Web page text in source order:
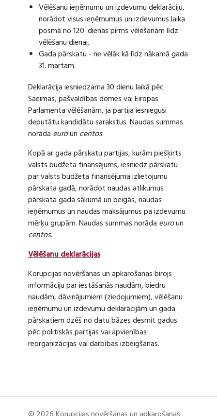
Vēlēšanu ieņēmumu un izdevumu deklarāciju,
norādot visus ieņēmumus un izdevumus laika
posmā no 120. dienas pirms vēlēšanām līdz
vēlēšanu dienai.
Gada pārskatu - ne vēlāk kā līdz nākamā gada
31. martam.
Deklarācija iesniedzama 30 dienu laikā pēc
Saeimas, pašvaldības domes vai Eiropas
Parlamenta vēlēšanām, ja partija iesniegusi
deputātu kandidātu sarakstus. Naudas summas
norāda euroun centos.
Kopā ar gada pārskatu partijas, kurām piešķirts
valsts budžeta finansējums, iesniedz pārskatu
par valsts budžeta finansējuma izlietojumu
pārskata gadā, norādot naudas atlikumus
pārskata gada sākumā un beigās, naudas
ieņēmumus un naudas maksājumus pa izdevumu
mērķu grupām. Naudas summas norāda euroun
centos.
Vēlēšanu deklarācijas
Korupcijas novēršanas un apkarošanas birojs
informāciju par iestāšanās naudām, biedru
naudām, dāvinājumiem (ziedojumiem), vēlēšanu
ieņēmumu un izdevumu deklarācijām un gada
pārskatiem dzēš no datu bāzes desmit gadus
pēc politiskās partijas vai apvienības
reorganizācijas vai darbības izbeigšanas.